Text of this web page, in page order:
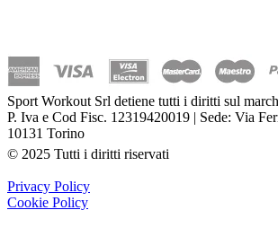
Sport Workout Srl detiene tutti i diritti sul
P. Iva e Cod Fisc. 12319420019 | Sede: Via
10131 Torino
© 2025 Tutti i diritti riservati
Privacy Policy
Cookie Policy